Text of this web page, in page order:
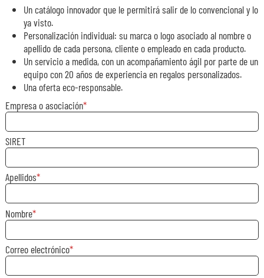
Un catálogo innovador que le permitirá salir de lo convencional y lo
ya visto.
Personalización individual: su marca o logo asociado al nombre o
apellido de cada persona, cliente o empleado en cada producto.
Un servicio a medida, con un acompañamiento ágil por parte de un
equipo con 20 años de experiencia en regalos personalizados.
Una oferta eco-responsable.
Empresa o asociación
SIRET
Apellidos
Nombre
Correo electrónico